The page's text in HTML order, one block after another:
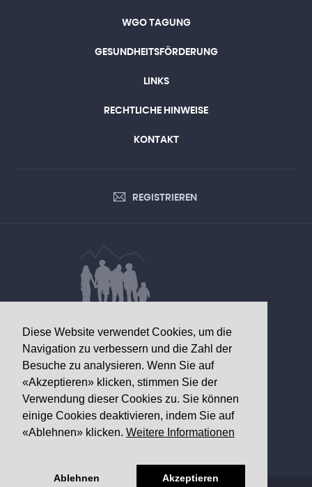
Diese Website verwendet Cookies, um die
Navigation zu verbessern und die Zahl der
Besuche zu analysieren. Wenn Sie auf
«Akzeptieren» klicken, stimmen Sie der
Verwendung dieser Cookies zu. Sie können
einige Cookies deaktivieren, indem Sie auf
«Ablehnen» klicken. Weitere Informationen
Ablehnen Akzeptieren
WGO TAGUNG
GESUNDHEITSFÖRDERUNG
LINKS
RECHTLICHE HINWEISE
KONTAKT
REGISTRIEREN
INTERESSE
Walliser Gesundheitsobservatorium
Av. Grand-Champsec 64
1950 Sitten
Telefon+41 27 603 49 61